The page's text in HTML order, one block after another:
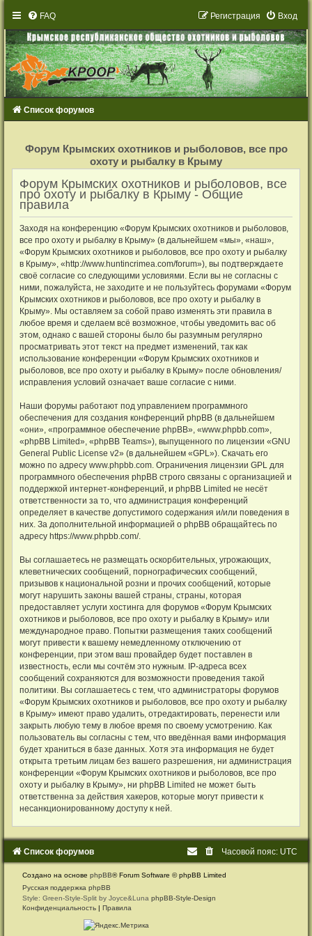
FAQ Вход
Регистрация
Список форумов
с
т
р
а
ц
Форум Крымских охотников и рыболовов, все про
охоту и рыбалку в Крыму
Форум Крымских охотников и рыболовов, все
про охоту и рыбалку в Крыму - Общие
правила
Заходя на конференцию «Форум Крымских охотников и рыболовов,
все про охоту и рыбалку в Крыму» (в дальнейшем «мы», «наш»,
«Форум Крымских охотников и рыболовов, все про охоту и рыбалку
в Крыму», «http://www.huntincrimea.com/forum»), вы подтверждаете
своё согласие со следующими условиями. Если вы не согласны с
ними, пожалуйста, не заходите и не пользуйтесь форумами «Форум
Крымских охотников и рыболовов, все про охоту и рыбалку в
Крыму». Мы оставляем за собой право изменять эти правила в
любое время и сделаем всё возможное, чтобы уведомить вас об
этом, однако с вашей стороны было бы разумным регулярно
просматривать этот текст на предмет изменений, так как
использование конференции «Форум Крымских охотников и
рыболовов, все про охоту и рыбалку в Крыму» после обновления/
исправления условий означает ваше согласие с ними.
Наши форумы работают под управлением программного
обеспечения для создания конференций phpBB (в дальнейшем
«они», «программное обеспечение phpBB», «www.phpbb.com»,
«phpBB Limited», «phpBB Teams»), выпущенного по лицензии «GNU
General Public License v2» (в дальнейшем «GPL»). Скачать его
можно по адресуwww.phpbb.com. Ограничения лицензии GPL для
программного обеспечения phpBB строго связаны с организацией и
поддержкой интернет-конференций, и phpBB Limited не несёт
ответственности за то, что администрация конференций
определяет в качестве допустимого содержания и/или поведения в
них. За дополнительной информацией о phpBB обращайтесь по
адресу https://www.phpbb.com/.
Вы соглашаетесь не размещать оскорбительных, угрожающих,
клеветнических сообщений, порнографических сообщений,
призывов к национальной розни и прочих сообщений, которые
могут нарушить законы вашей страны, страны, которая
предоставляет услуги хостинга для форумов «Форум Крымских
охотников и рыболовов, все про охоту и рыбалку в Крыму» или
международное право. Попытки размещения таких сообщений
могут привести к вашему немедленному отключению от
конференции, при этом ваш провайдер будет поставлен в
известность, если мы сочтём это нужным. IP-адреса всех
сообщений сохраняются для возможности проведения такой
политики. Вы соглашаетесь с тем, что администраторы форумов
«Форум Крымских охотников и рыболовов, все про охоту и рыбалку
в Крыму» имеют право удалить, отредактировать, перенести или
закрыть любую тему в любое время по своему усмотрению. Как
пользователь вы согласны с тем, что введённая вами информация
будет храниться в базе данных. Хотя эта информация не будет
открыта третьим лицам без вашего разрешения, ни администрация
конференции «Форум Крымских охотников и рыболовов, все про
охоту и рыбалку в Крыму», ни phpBB Limited не может быть
ответственна за действия хакеров, которые могут привести к
несанкционированному доступу к ней.
Список форумов Часовой пояс: UTC
Создано на основеphpBB® Forum Software © phpBB Limited
Русская поддержка phpBB
Style: Green-Style-Split by Joyce&LunaphpBB-Style-Design
Конфиденциальность
Правила